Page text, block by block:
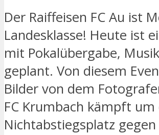
Der Raiffeisen FC Au ist
Landesklasse! Heute ist
mit Pokalübergabe,
geplant. Von diesem
Bilder von dem
FC Krumbach kämpft
Nichtabstiegsplatz